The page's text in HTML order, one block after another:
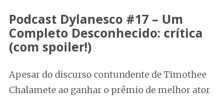
Podcast Dylanesco #17 – Um
Completo Desconhecido: crítica
(com spoiler!)
Apesar do discurso contundente de Timothee
Chalamete ao ganhar o prêmio de melhor ator